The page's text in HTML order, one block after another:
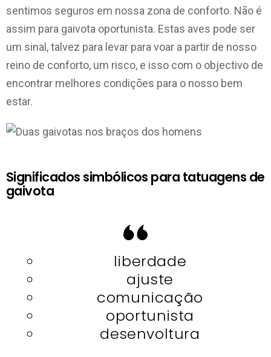
sentimos seguros em nossa zona de conforto. Não é
assim para gaivota oportunista. Estas aves pode ser
um sinal, talvez para levar para voar a partir de nosso
reino de conforto, um risco, e isso com o objectivo de
encontrar melhores condições para o nosso bem
estar.
Significados simbólicos para tatuagens de
gaivota
liberdade
ajuste
comunicação
oportunista
desenvoltura